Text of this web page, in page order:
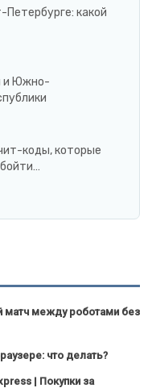
Петербурге: какой
и Южно-
коды, которые
матч между роботами без
что делать?
| Покупки за